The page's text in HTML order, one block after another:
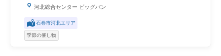
河北総合センター ビッグバン
石巻市河北エリア
季節の催し物